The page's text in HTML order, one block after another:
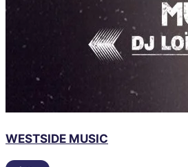
WESTSIDE MUSIC